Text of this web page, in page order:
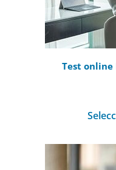
Test online